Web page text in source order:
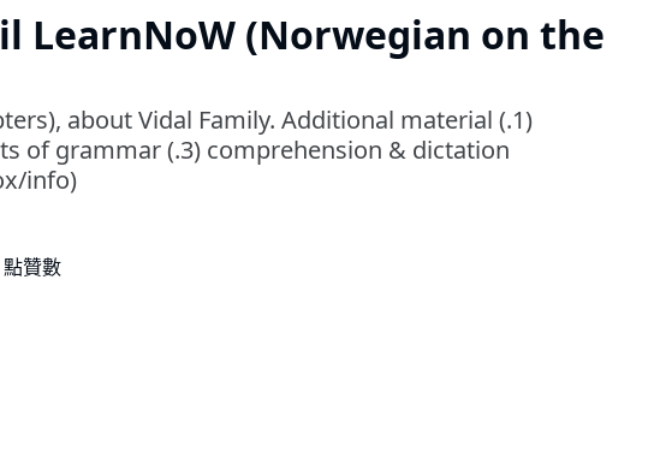
LearnNoW (Norwegian on the
about Vidal Family. Additional material (.1)
of grammar (.3) comprehension & dictation
info)
贊數